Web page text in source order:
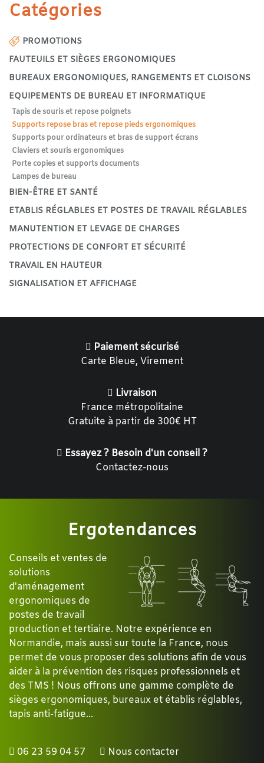
Catégories
PROMOTIONS
FAUTEUILS ET SIÈGES ERGONOMIQUES
BUREAUX ERGONOMIQUES, RANGEMENTS ET CLOISONS
EQUIPEMENTS DE BUREAU ET INFORMATIQUE
Tapis de souris et repose poignets
Supports repose bras et repose pieds ergonomiques
Supports pour ordinateurs et bras de support écrans
Claviers et souris ergonomiques
Porte copies et supports documents
Lampes de bureau
BIEN-ÊTRE ET SANTÉ
ETABLIS RÉGLABLES ET POSTES DE TRAVAIL RÉGLABLES
MANUTENTION ET LEVAGE DE CHARGES
PROTECTIONS DE CONFORT ET SÉCURITÉ
TRAVAIL EN HAUTEUR
SIGNALISATION ET AFFICHAGE
Paiement sécurisé
Carte Bleue, Virement
Livraison
France métropolitaine
Gratuite à partir de 300€ HT
Essayez ? Besoin d'un conseil ?
Contactez-nous
Ergotendances
Conseils et ventes de
solutions
d'aménagement
ergonomiques de
postes de travail
production et tertiaire. Notre expérience en
Normandie, mais aussi sur toute la France, nous
permet de vous proposer des solutions afin de vous
aider à la prévention des risques professionnels et
des TMS ! Nous offrons une gamme complète de
sièges ergonomiques, bureaux et établis réglables,
tapis anti-fatigue...
06 23 59 04 57 Nous contacter